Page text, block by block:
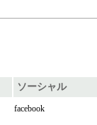
ソーシャル
facebook